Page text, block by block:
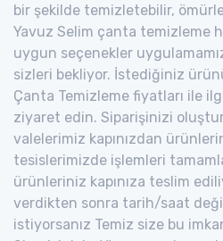
bir şekilde temizletebilir,
Yavuz Selim çanta temizleme
uygun seçenekler
sizleri bekliyor. İstediğiniz
Çanta Temizleme fiyatları ile
ziyaret edin. Siparişinizi
valelerimiz kapınızdan
tesislerimizde işlemleri
ürünleriniz kapınıza teslim
verdikten sonra tarih/saat
istiyorsanız Temiz size bu